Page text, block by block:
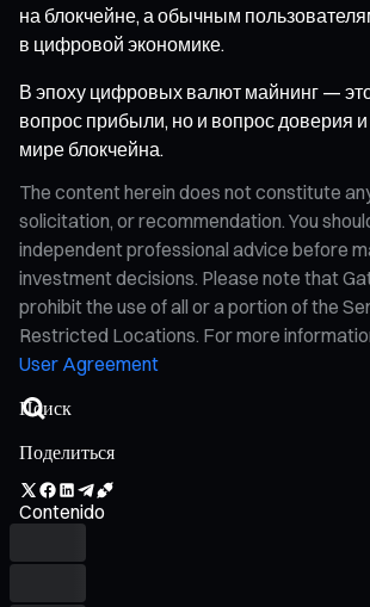
на блокчейне, а обычным
в цифровой экономике.
В эпоху цифровых валют майнинг —
вопрос прибыли, но и вопрос доверия
мире блокчейна.
The content herein does not constitute
solicitation, or recommendation. You
independent professional advice before
investment decisions. Please note that
prohibit the use of all or a portion of the
Restricted Locations. For more
User Agreement
Поделиться
Contenido